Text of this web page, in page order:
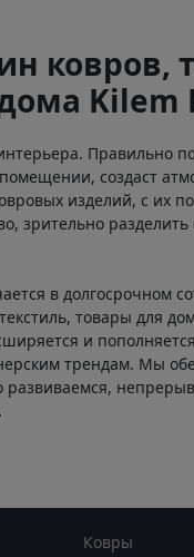
ковров,
Kilem
Правильно
создаст
изделий, с их
зрительно разделить
в долгосрочном
товары для
и
трендам. Мы
развиваемся,
Ковры